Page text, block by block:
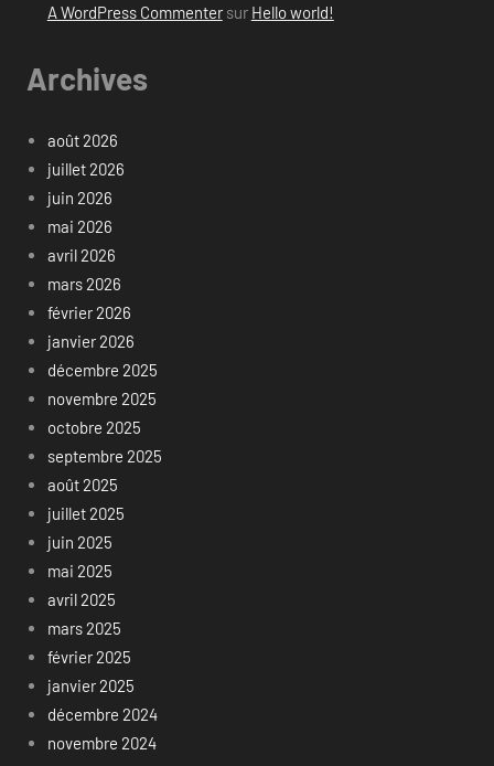
A WordPress Commentersur Hello world!
Archives
août 2026
juillet 2026
juin 2026
mai 2026
avril 2026
mars 2026
février 2026
janvier 2026
décembre 2025
novembre 2025
octobre 2025
septembre 2025
août 2025
juillet 2025
juin 2025
mai 2025
avril 2025
mars 2025
février 2025
janvier 2025
décembre 2024
novembre 2024